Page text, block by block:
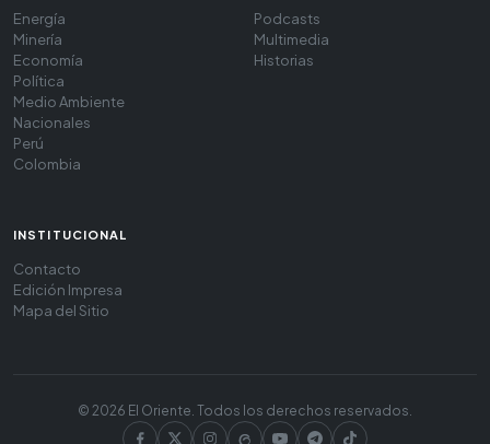
Energía
Minería
Economía
Política
Medio Ambiente
Nacionales
Perú
Colombia
Podcasts
Multimedia
Historias
INSTITUCIONAL
Contacto
Edición Impresa
Mapa del Sitio
© 2026 El Oriente. Todos los derechos reservados.